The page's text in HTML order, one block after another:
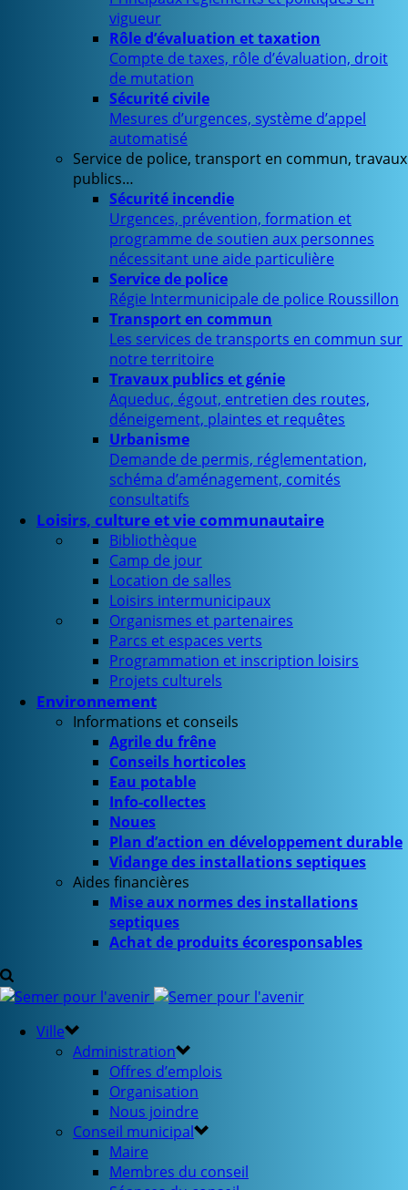
vigueur
Rôle d’évaluation et taxation
Compte de taxes, rôle d’évaluation, droit
de mutation
Sécurité civile
Mesures d’urgences, système d’appel
automatisé
Service de police, transport en commun, travaux
publics…
Sécurité incendie
Urgences, prévention, formation et
programme de soutien aux personnes
nécessitant une aide particulière
Service de police
Régie Intermunicipale de police Roussillon
Transport en commun
Les services de transports en commun sur
notre territoire
Travaux publics et génie
Aqueduc, égout, entretien des routes,
déneigement, plaintes et requêtes
Urbanisme
Demande de permis, réglementation,
schéma d’aménagement, comités
consultatifs
Loisirs, culture et vie communautaire
Bibliothèque
Camp de jour
Location de salles
Loisirs intermunicipaux
Organismes et partenaires
Parcs et espaces verts
Programmation et inscription loisirs
Projets culturels
Environnement
Informations et conseils
Agrile du frêne
Conseils horticoles
Eau potable
Info-collectes
Noues
Plan d’action en développement durable
Vidange des installations septiques
Aides financières
Mise aux normes des installations
septiques
Achat de produits écoresponsables
Ville
Administration
Offres d’emplois
Organisation
Nous joindre
Conseil municipal
Maire
Membres du conseil